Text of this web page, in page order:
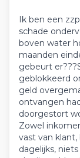
Ik ben een
schade
boven water
maanden
gebeurt
geblokkeerd
geld
ontvangen
doorgestort
Zowel
vast van klant,
dagelijks,